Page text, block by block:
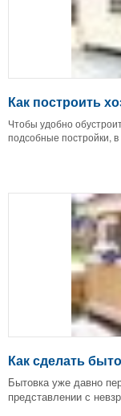
Как построить
Чтобы удобно
подсобные постройки,
Как сделать
Бытовка уже давно
представлении с